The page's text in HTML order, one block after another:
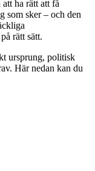
ha rätt att få
som sker – och den
rätt sätt.
ursprung, politisk
Här nedan kan du